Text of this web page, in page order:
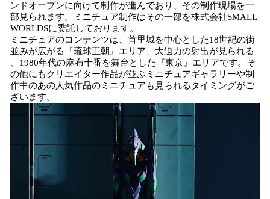
ンドオープンに向けて制作が進んでおり、その制作現場を一
部見られます。ミニチュア制作はその一部を株式会社SMALL
WORLDSに委託しております。
ミニチュアのコンテンツは、首里城を中心とした18世紀の街
並みが広がる『琉球王朝』エリア、大迫力の射出が見られる
、1980年代の麻布十番を舞台とした『東京』エリアです。そ
の他にもクリエイター作品が並ぶミニチュアギャラリーや制
作中のあの人気作品のミニチュアも見られるタイミングがご
ざいます。